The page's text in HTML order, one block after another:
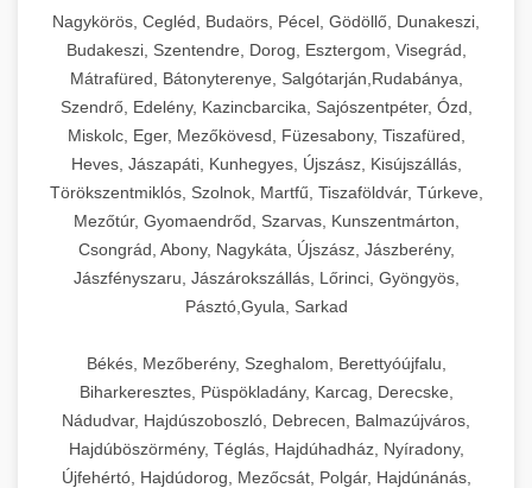
chef-iparikonyhagepek.hu
élelmiszer-előkészítéshez. Különböző reszelési
méretek különböző alkalmazásokhoz.
chef-iparikonyhagepek.hu
kereskedelmi sajtreszelő
🍳 28. Nagykonyhai
Berendezések
+
Teljes körű nagykonyhai berendezések és
professzionális vendéglátóipari kellékek.
Minden, ami szükséges éttermi és catering
műveletekhez.
chef-iparikonyhagepek.hu
kereskedelmi konyhai megoldások
Nagykörös, Cegléd, Budaörs, Pécel, Gödöllő, Dunakeszi,
Budakeszi, Szentendre, Dorog, Esztergom, Visegrád,
Mátrafüred, Bátonyterenye, Salgótarján,Rudabánya,
Szendrő, Edelény, Kazincbarcika, Sajószentpéter, Ózd,
Miskolc, Eger, Mezőkövesd, Füzesabony, Tiszafüred,
Heves, Jászapáti, Kunhegyes, Újszász, Kisújszállás,
Törökszentmiklós, Szolnok, Martfű, Tiszaföldvár, Túrkeve,
Mezőtúr, Gyomaendrőd, Szarvas, Kunszentmárton,
Csongrád, Abony, Nagykáta, Újszász, Jászberény,
Jászfényszaru, Jászárokszállás, Lőrinci, Gyöngyös,
Pásztó,Gyula, Sarkad
Békés, Mezőberény, Szeghalom, Berettyóújfalu,
Biharkeresztes, Püspökladány, Karcag, Derecske,
Nádudvar, Hajdúszoboszló, Debrecen, Balmazújváros,
Hajdúböszörmény, Téglás, Hajdúhadház, Nyíradony,
Újfehértó, Hajdúdorog, Mezőcsát, Polgár, Hajdúnánás,